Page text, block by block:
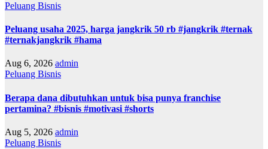
Peluang Bisnis
Peluang usaha 2025, harga jangkrik 50 rb #jangkrik #ternak
#ternakjangkrik #hama
Aug 6, 2026 admin
Peluang Bisnis
Berapa dana dibutuhkan untuk bisa punya franchise
pertamina? #bisnis #motivasi #shorts
Aug 5, 2026 admin
Peluang Bisnis